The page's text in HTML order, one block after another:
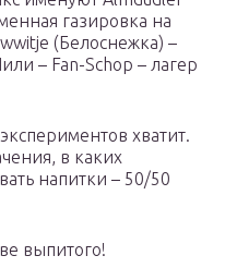
газировка на
(Белоснежка) –
– Fan-Schop – лагер
хватит.
в каких
напитки – 50/50
выпитого!